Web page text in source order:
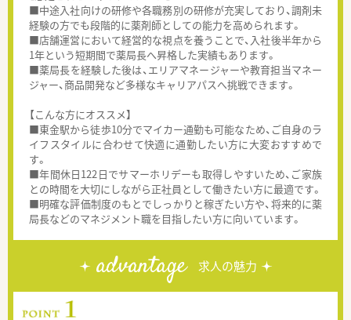
■中途入社向けの研修や各職務別の研修が充実しており、調剤未
経験の方でも段階的に薬剤師としての能力を高められます。
■店舗運営において経営的な視点を養うことで、入社後半年から
1年という短期間で薬局長へ昇格した実績もあります。
■薬局長を経験した後は、エリアマネージャーや教育担当マネー
ジャー、商品開発など多様なキャリアパスへ挑戦できます。
【こんな方にオススメ】
■東金駅から徒歩10分でマイカー通勤も可能なため、ご自身のラ
イフスタイルに合わせて快適に通勤したい方に大変おすすめで
す。
■年間休日122日でサマーホリデーも取得しやすいため、ご家族
との時間を大切にしながら正社員として働きたい方に最適です。
■明確な評価制度のもとでしっかりと稼ぎたい方や、将来的に薬
局長などのマネジメント職を目指したい方に向いています。
advantage 求人の魅力